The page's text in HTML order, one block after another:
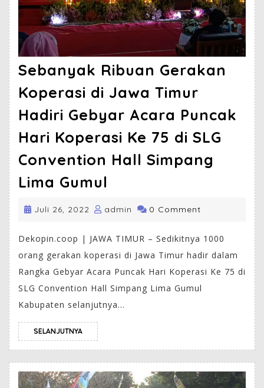
Sebanyak Ribuan Gerakan
Koperasi di Jawa Timur
Hadiri Gebyar Acara Puncak
Hari Koperasi Ke 75 di SLG
Convention Hall Simpang
Lima Gumul
Juli 26, 2022 admin 0 Comment
Dekopin.coop | JAWA TIMUR – Sedikitnya 1000
orang gerakan koperasi di Jawa Timur hadir dalam
Rangka Gebyar Acara Puncak Hari Koperasi Ke 75 di
SLG Convention Hall Simpang Lima Gumul
Kabupaten selanjutnya...
SELANJUTNYA